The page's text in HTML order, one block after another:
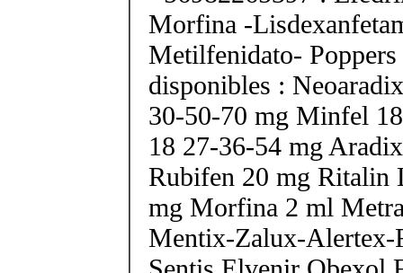
Morfina -
Metilfenidato-
disponibles :
30-50-70 mg Minfel
18 27-36-54 mg
Rubifen 20 mg Ritalin
mg Morfina 2 ml
Mentix-Zalux-Alertex-